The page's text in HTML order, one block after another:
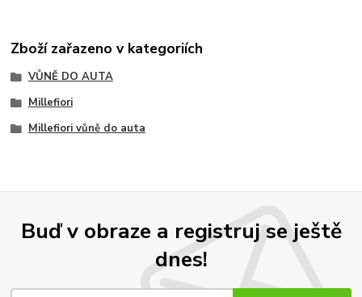
Zboží zařazeno v kategoriích
VŮNĚ DO AUTA
Millefiori
Millefiori vůně do auta
Buď v obraze a registruj se ještě
dnes!